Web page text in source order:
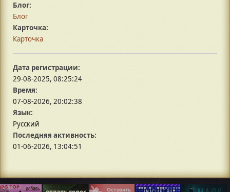
Блог:
Блог
Карточка:
Карточка
Дата регистрации:
29-08-2025, 08:25:24
Время:
07-08-2026, 20:02:38
Язык:
Русский
Последняя активность:
01-06-2026, 13:04:51